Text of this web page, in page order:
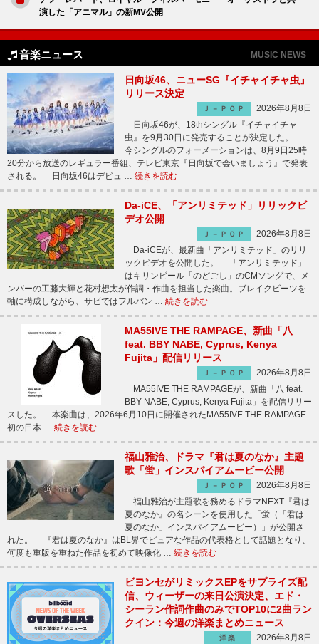
演した「アニマル」の新MV公開
音楽ニュース MUSIC NEWS
日向坂46、ニューSG『イチャイチャ虫』
リリース決定
Ｊ－ＰＯＰ
2026年8月8日
日向坂46が、18thシングル『イチャイチャ
虫』を9月30日に発売することが決定した。
今シングルのフォーメーションは、8月9日25時
20分から放送のレギュラー番組、テレビ東京『日向坂で会いましょう』で発表
される。 日向坂46はデビュ … 続きを読む
Da-iCE、「アンリミテッド」リリックビ
デオ公開
Ｊ－ＰＯＰ
2026年8月8日
Da-iCEが、最新曲「アンリミテッド」のリリ
ックビデオを公開した。 「アンリミテッド」
はキリンビール「のどごし」のCMソングで、メ
ンバーの工藤大輝と花村想太が作詞・作曲を担当した楽曲。ブレイクビーツを
軸に構成しながら、サビではフルバン … 続きを読む
MA55IVE THE RAMPAGE、新曲「八
feat. BBY NABE, Cyprus, Kenya
Fujita」配信リリース
Ｊ－ＰＯＰ
2026年8月8日
MA55IVE THE RAMPAGEが、新曲「八 feat.
BBY NABE, Cyprus, Kenya Fujita」を配信リリー
スした。 本楽曲は、2026年6月10日に開催されたMA55IVE THE RAMPAGE
初の日本 … 続きを読む
福山雅治、ドラマ『君は夏のなか』主題
歌「蛍」インスパイアムービー公開
Ｊ－ＰＯＰ
2026年8月8日
福山雅治が主題歌を務めるドラマNEXT『君は
夏のなか』の名シーンを使用した「蛍（「君は
夏のなか」インスパイアムービー）」が公開さ
れた。 『君は夏のなか』はBL界でピュアな作品の代表格として話題となり、
何度も重版を重ねた作品を初めて映像化 … 続きを読む
ビヨンセがリミックスEPをサプライズ配
信、ウィーザーの来日公演決定、エド・
シーラン作詞作曲のみでTOP10に2曲ラン
クイン：今週の洋楽まとめニュース
洋楽
2026年8月8日